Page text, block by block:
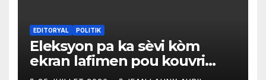
EDITORYAL POLITIK
Eleksyon pa ka sèvi kòm
ekran lafimen pou kouvri
echèk tranzisyon an